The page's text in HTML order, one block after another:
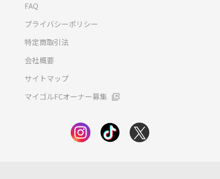
FAQ
プライバシーポリシー
特定商取引法
会社概要
サイトマップ
マイゴルFCオーナー募集